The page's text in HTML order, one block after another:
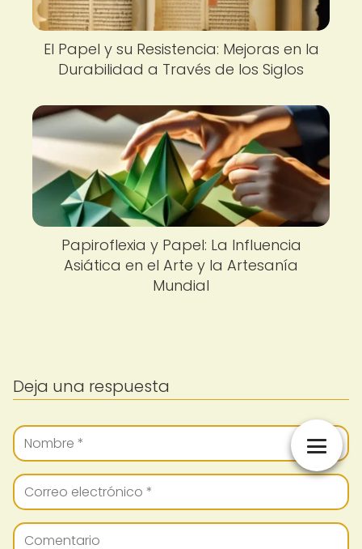
El Papel y su Resistencia: Mejoras en la
Durabilidad a Través de los Siglos
Papiroflexia y Papel: La Influencia
Asiática en el Arte y la Artesanía
Mundial
Deja una respuesta